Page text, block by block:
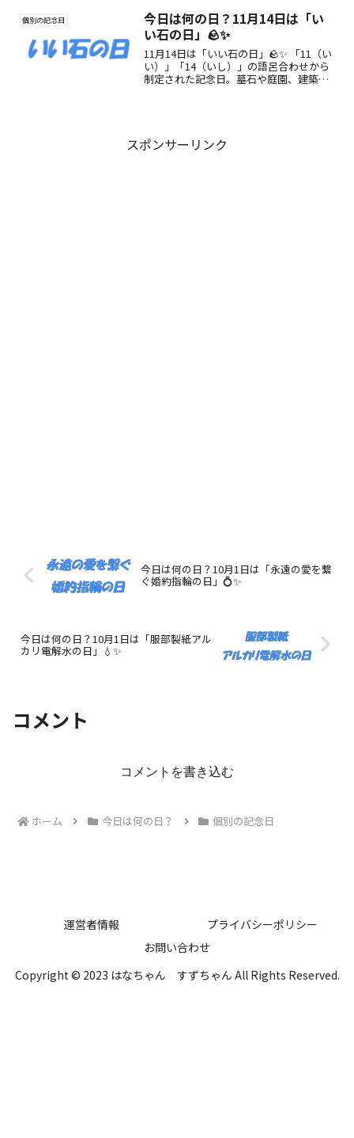
個別の記念日
今日は何の日？11月14日は「い
い石の日」🪨✨
11月14日は「いい石の日」🪨✨ 「11（い
い）」「14（いし）」の語呂合わせから
制定された記念日。墓石や庭園、建築に
スポンサーリンク
今日は何の日？10月1日は「永遠の愛を繋
ぐ婚約指輪の日」💍✨
今日は何の日？10月1日は「服部製紙アル
カリ電解水の日」💧✨
コメント
コメントを書き込む
ホーム 今日は何の日？ 個別の記念日
運営者情報
プライバシーポリシー
お問い合わせ
Copyright © 2023 はなちゃん すずちゃん All Rights Reserved.